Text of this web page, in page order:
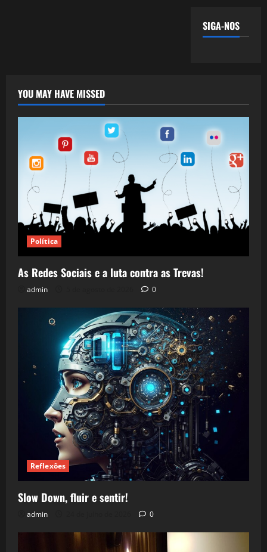
SIGA-NOS
YOU MAY HAVE MISSED
Política
As Redes Sociais e a luta contra as Trevas!
admin 0
Reflexões
Slow Down, fluir e sentir!
admin 0